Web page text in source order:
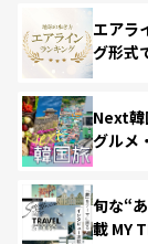
エアラ
グ形式
Next韓
グルメ
旬な“
載 MY